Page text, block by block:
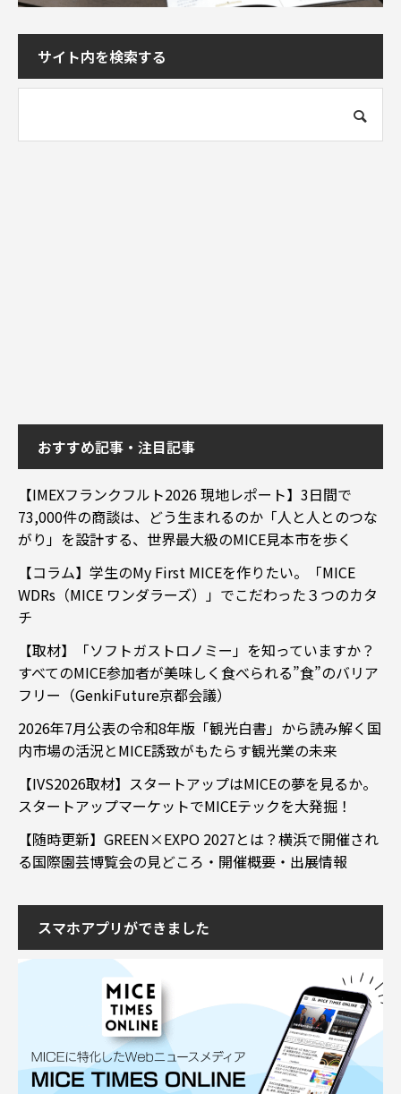
サイト内を検索する
おすすめ記事・注目記事
【IMEXフランクフルト2026 現地レポート】3日間で
73,000件の商談は、どう生まれるのか「人と人とのつな
がり」を設計する、世界最大級のMICE見本市を歩く
【コラム】学生のMy First MICEを作りたい。「MICE
WDRs（MICE ワンダラーズ）」でこだわった３つのカタ
チ
【取材】「ソフトガストロノミー」を知っていますか？
すべてのMICE参加者が美味しく食べられる”食”のバリア
フリー（GenkiFuture京都会議）
2026年7月公表の令和8年版「観光白書」から読み解く国
内市場の活況とMICE誘致がもたらす観光業の未来
【IVS2026取材】スタートアップはMICEの夢を見るか。
スタートアップマーケットでMICEテックを大発掘！
【随時更新】GREEN×EXPO 2027とは？横浜で開催され
る国際園芸博覧会の見どころ・開催概要・出展情報
スマホアプリができました